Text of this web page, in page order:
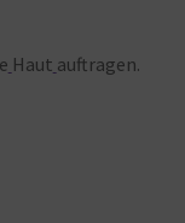
Haut auftragen.